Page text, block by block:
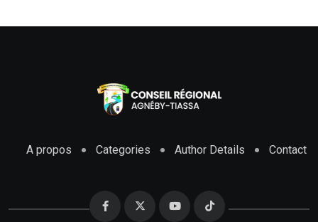
A propos Categories Author Details Contact